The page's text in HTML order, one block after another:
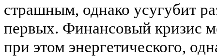
страшным, однако усугубит
первых. Финансовый кризис
при этом энергетического,